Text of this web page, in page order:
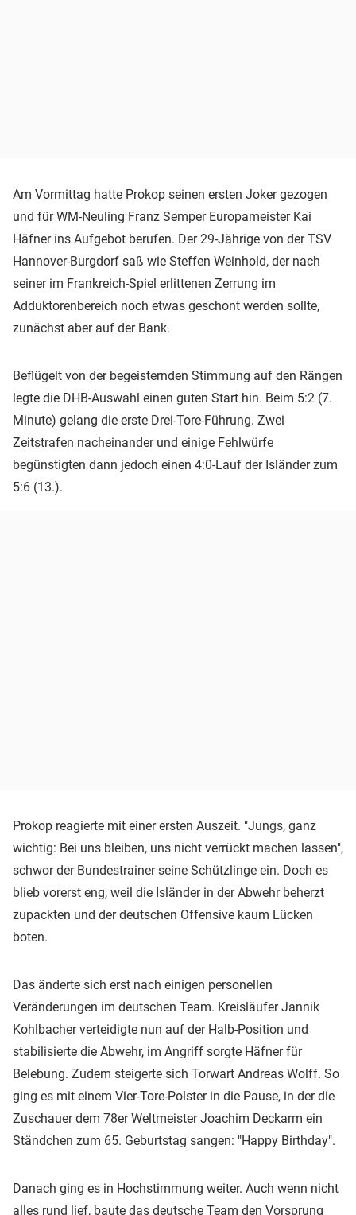
Am Vormittag hatte Prokop seinen ersten Joker gezogen
und für WM-Neuling Franz Semper Europameister Kai
Häfner ins Aufgebot berufen. Der 29-Jährige von der TSV
Hannover-Burgdorf saß wie Steffen Weinhold, der nach
seiner im Frankreich-Spiel erlittenen Zerrung im
Adduktorenbereich noch etwas geschont werden sollte,
zunächst aber auf der Bank.
Beflügelt von der begeisternden Stimmung auf den Rängen
legte die DHB-Auswahl einen guten Start hin. Beim 5:2 (7.
Minute) gelang die erste Drei-Tore-Führung. Zwei
Zeitstrafen nacheinander und einige Fehlwürfe
begünstigten dann jedoch einen 4:0-Lauf der Isländer zum
5:6 (13.).
Prokop reagierte mit einer ersten Auszeit. "Jungs, ganz
wichtig: Bei uns bleiben, uns nicht verrückt machen lassen",
schwor der Bundestrainer seine Schützlinge ein. Doch es
blieb vorerst eng, weil die Isländer in der Abwehr beherzt
zupackten und der deutschen Offensive kaum Lücken
boten.
Das änderte sich erst nach einigen personellen
Veränderungen im deutschen Team. Kreisläufer Jannik
Kohlbacher verteidigte nun auf der Halb-Position und
stabilisierte die Abwehr, im Angriff sorgte Häfner für
Belebung. Zudem steigerte sich Torwart Andreas Wolff. So
ging es mit einem Vier-Tore-Polster in die Pause, in der die
Zuschauer dem 78er Weltmeister Joachim Deckarm ein
Ständchen zum 65. Geburtstag sangen: "Happy Birthday".
Danach ging es in Hochstimmung weiter. Auch wenn nicht
alles rund lief, baute das deutsche Team den Vorsprung